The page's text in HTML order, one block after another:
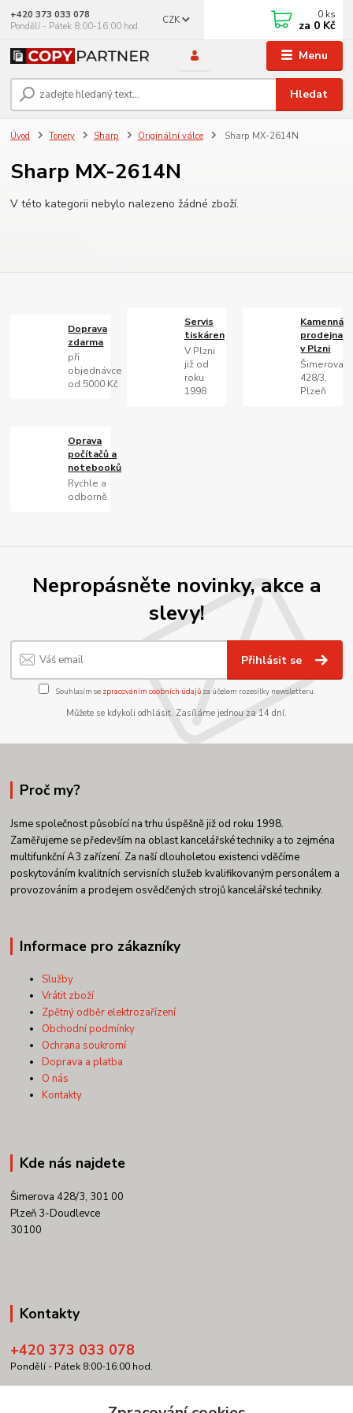
Menu
CZK
Hledat
+420 373 033 078
Pondělí - Pátek 8:00-16:00 hod.
0 ks
za 0 Kč
Úvod Tonery Sharp Originální válce Sharp MX-2614N
Sharp MX-2614N
V této kategorii nebylo nalezeno žádné zboží.
Doprava
zdarma
při
objednávce
od 5000 Kč
Servis
tiskáren
V Plzni
již od
roku
1998
Kamenná
prodejna
v Plzni
Šimerova
428/3,
Plzeň
Oprava
počítačů a
notebooků
Rychle a
odborně
Nepropásněte novinky, akce a
slevy!
Přihlásit se
Souhlasím se zpracováním osobních údajůza účelem rozesílky newsletteru.
Můžete se kdykoli odhlásit. Zasíláme jednou za 14 dní.
Proč my?
Jsme společnost působící na trhu úspěšně již od roku 1998.
Zaměřujeme se především na oblast kancelářské techniky a to zejména
multifunkční A3 zařízení. Za naší dlouholetou existenci vděčíme
poskytováním kvalitních servisních služeb kvalifikovaným personálem a
provozováním a prodejem osvědčených strojů kancelářské techniky.
Informace pro zákazníky
Služby
Vrátit zboží
Zpětný odběr elektrozařízení
Obchodní podmínky
Ochrana soukromí
Doprava a platba
O nás
Kontakty
Kde nás najdete
Šimerova 428/3, 301 00
Plzeň 3-Doudlevce
30100
Kontakty
+420 373 033 078
Pondělí - Pátek 8:00-16:00 hod.